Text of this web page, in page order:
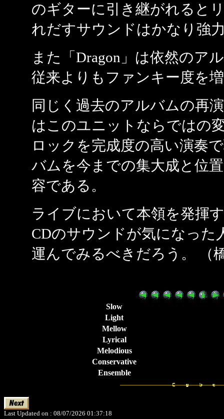
のギターに引き継がれると
れだすサウンドはかなり強
また「Dragon」は依然のア
従来よりもファンキー度を
同じく過去のアルバムの再
はこのユニットならではの
ロックを完成度の高い演奏
バムを今までの集大成と位
容である。
ライブにおいて本領を発揮
CDのサウンドが気になった
運んでみるべきだろう。 （
Slow
Light
Mellow
Lyrical
Melodious
Conservative
Ensemble
Last Updated on : 08/07/2026 01:37:18